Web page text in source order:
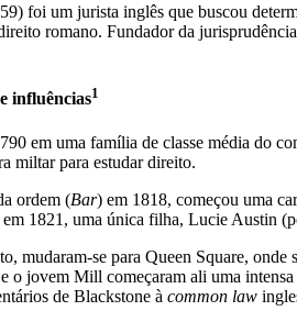
foi um jurista inglês que buscou
romano. Fundador da
influências1
em uma família de classe média do
miltar para estudar direito.
ordem (Bar) em 1818, começou uma
1821, uma única filha, Lucie Austin
mudaram-se para Queen Square,
o jovem Mill começaram ali uma
de Blackstone à common law